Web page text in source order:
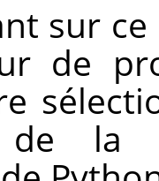
sur
de
de la